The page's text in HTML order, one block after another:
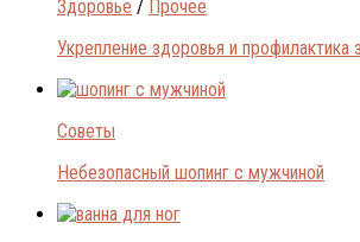
Здоровье / Прочее
Укрепление здоровья и профилактика
Советы
Небезопасный шопинг с мужчиной